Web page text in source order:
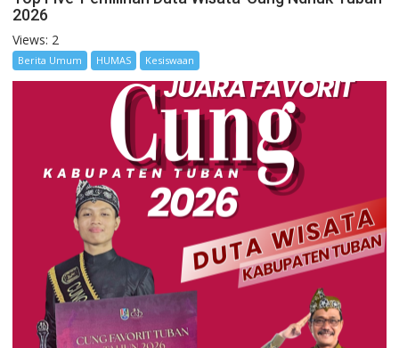
2026
Views: 2
Berita Umum HUMAS Kesiswaan